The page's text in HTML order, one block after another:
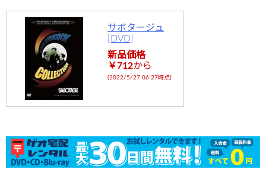
サボタージュ
[DVD]
新品価格
￥712から
(2022/5/27 06:27時点)